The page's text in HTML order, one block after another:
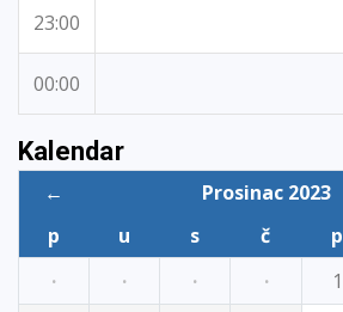
23:00
00:00
Kalendar
← Prosinac 2023
p
u s č p
·
· · · 1